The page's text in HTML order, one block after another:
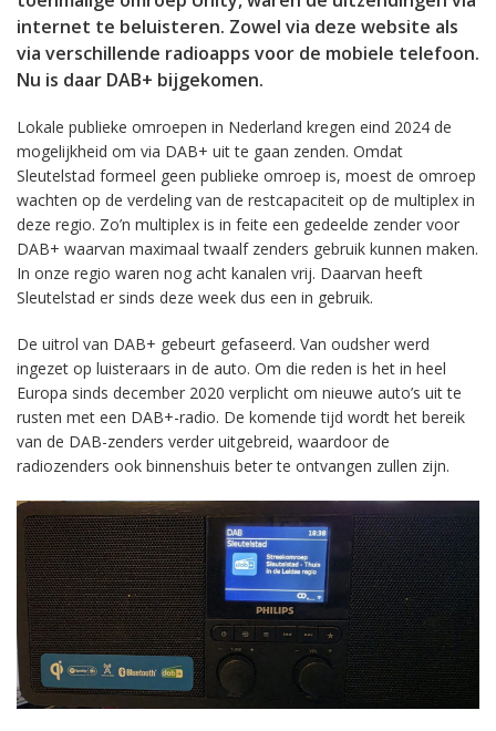
internet te beluisteren. Zowel via deze website als
via verschillende radioapps voor de mobiele telefoon.
Nu is daar DAB+ bijgekomen.
Lokale publieke omroepen in Nederland kregen eind 2024 de
mogelijkheid om via DAB+ uit te gaan zenden. Omdat
Sleutelstad formeel geen publieke omroep is, moest de omroep
wachten op de verdeling van de restcapaciteit op de multiplex in
deze regio. Zo’n multiplex is in feite een gedeelde zender voor
DAB+ waarvan maximaal twaalf zenders gebruik kunnen maken.
In onze regio waren nog acht kanalen vrij. Daarvan heeft
Sleutelstad er sinds deze week dus een in gebruik.
De uitrol van DAB+ gebeurt gefaseerd. Van oudsher werd
ingezet op luisteraars in de auto. Om die reden is het in heel
Europa sinds december 2020 verplicht om nieuwe auto’s uit te
rusten met een DAB+-radio. De komende tijd wordt het bereik
van de DAB-zenders verder uitgebreid, waardoor de
radiozenders ook binnenshuis beter te ontvangen zullen zijn.